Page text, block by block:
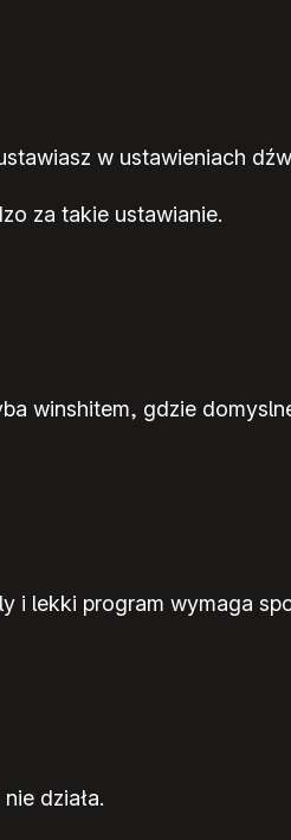
w ustawieniach
za takie ustawianie.
winshitem, gdzie
i lekki program wymaga
działa.